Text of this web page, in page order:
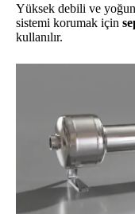
Yüksek debili ve
sistemi korumak için
kullanılır.